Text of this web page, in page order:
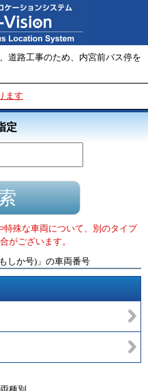
道路工事のため、内宮前バス停を
ます
定
殊な車両について、別のタイプ
がございます。
しか号) 」 の車両番号